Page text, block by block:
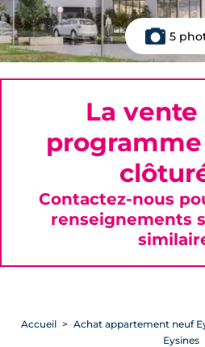
5
Accueil Achat appartement neuf
Eysines
La vente
Contactez-nous
renseignements